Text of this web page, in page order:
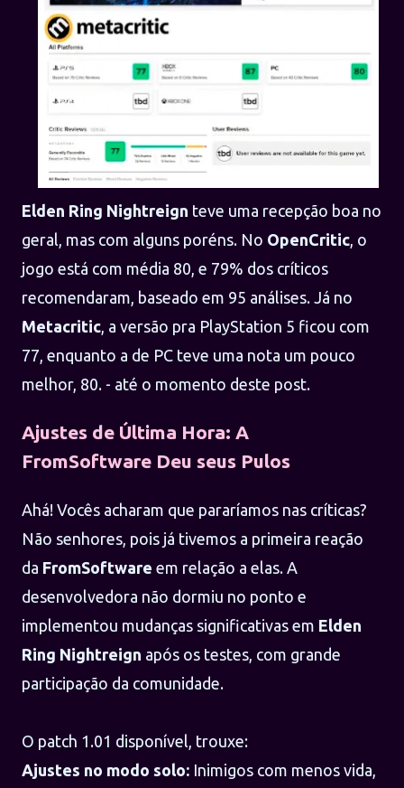
Elden Ring Nightreign teve uma recepção boa no
geral, mas com alguns poréns. No OpenCritic, o
jogo está com média 80, e 79% dos críticos
recomendaram, baseado em 95 análises. Já no
Metacritic, a versão pra PlayStation 5 ficou com
77, enquanto a de PC teve uma nota um pouco
melhor, 80. - até o momento deste post.
Ajustes de Última Hora: A
FromSoftware Deu seus Pulos
Ahá! Vocês acharam que pararíamos nas críticas?
Não senhores, pois já tivemos a primeira reação
da FromSoftware em relação a elas. A
desenvolvedora não dormiu no ponto e
implementou mudanças significativas em Elden
Ring Nightreign após os testes, com grande
participação da comunidade.
O patch 1.01 disponível, trouxe:
Ajustes no modo solo: Inimigos com menos vida,